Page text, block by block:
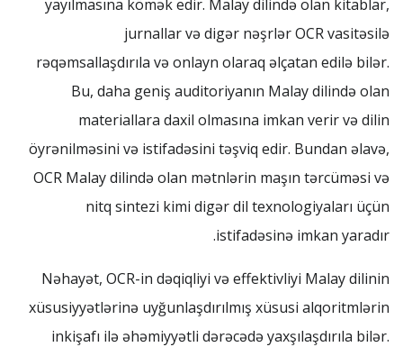
yayılmasına kömək edir. Malay dilində olan kitablar,
jurnallar və digər nəşrlər OCR vasitəsilə
rəqəmsallaşdırıla və onlayn olaraq əlçatan edilə bilər.
Bu, daha geniş auditoriyanın Malay dilində olan
materiallara daxil olmasına imkan verir və dilin
öyrənilməsini və istifadəsini təşviq edir. Bundan əlavə,
OCR Malay dilində olan mətnlərin maşın tərcüməsi və
nitq sintezi kimi digər dil texnologiyaları üçün
istifadəsinə imkan yaradır.
Nəhayət, OCR-in dəqiqliyi və effektivliyi Malay dilinin
xüsusiyyətlərinə uyğunlaşdırılmış xüsusi alqoritmlərin
inkişafı ilə əhəmiyyətli dərəcədə yaxşılaşdırıla bilər.